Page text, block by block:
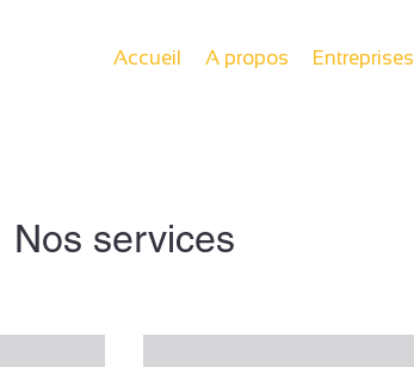
Accueil A propos Entreprises
Nos services